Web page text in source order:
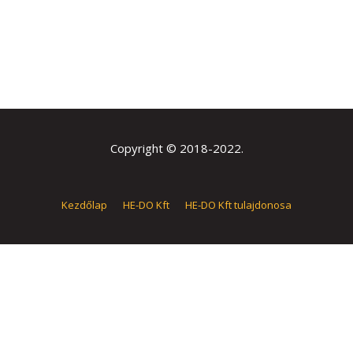
Copyright © 2018-2022.
Kezdőlap HE-DO Kft HE-DO Kft tulajdonosa